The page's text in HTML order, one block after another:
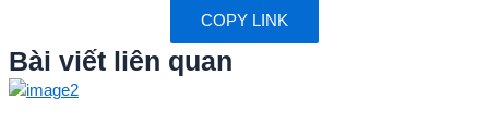
COPY LINK
Bài viết liên quan